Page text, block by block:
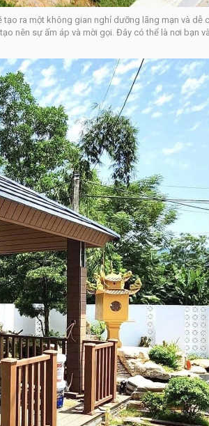
ra một không gian nghỉ dưỡng lãng mạn và dễ
nên sự ấm áp và mời gọi. Đây có thể là nơi bạn